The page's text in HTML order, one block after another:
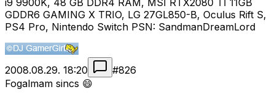
i9 9900K, 48 GB DDR4 RAM, MSI RTX2080 TI 11GB
GDDR6 GAMING X TRIO, LG 27GL850-B, Oculus Rift S,
PS4 Pro, Nintendo Switch PSN: SandmanDreamLord
2008.08.29. 18:20 #826
Fogalmam sincs 😄